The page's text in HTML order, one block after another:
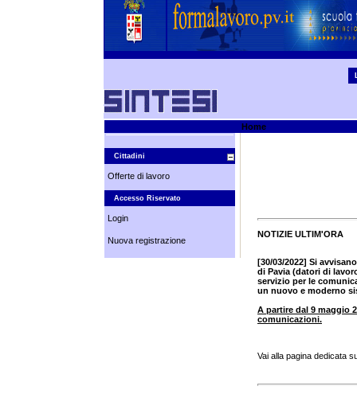
Home
Cittadini
Offerte di lavoro
Accesso Riservato
Login
Nuova registrazione
NOTIZIE ULTIM'ORA
[30/03/2022] Si
di Pavia (datori di
servizio per le
un nuovo e moderno
A partire dal 9 maggio
comunicazioni.
Vai alla pagina dedicata